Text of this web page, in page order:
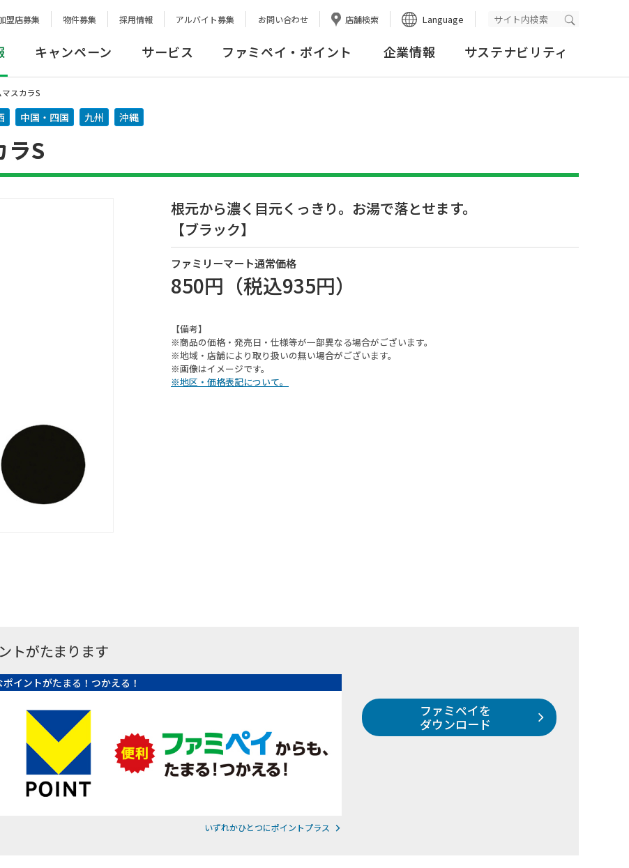
盟店募集 物件募集 採用情報 アルバイト募集 お問い合わせ 店舗検索 Language 検索実行
キャンペーン サービス ファミペイ・ポイント 企業情報 サステナビリティ
スカラS
中国・四国 九州 沖縄
S
根元から濃く目元くっきり。お湯で落とせます。
【ブラック】
ファミリーマート通常価格
850円 （税込935円）
【備考】
※商品の価格・発売日・仕様等が一部異なる場合がございます。
※地域・店舗により取り扱いの無い場合がございます。
※画像はイメージです。
※地区・価格表記について。
トがたまります
ポイントがたまる！つかえる！
いずれかひとつにポイントプラス
ファミペイを
ダウンロード